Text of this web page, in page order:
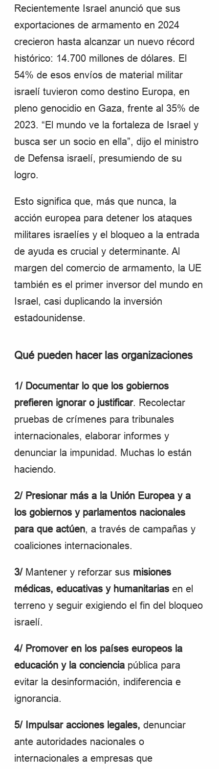
Recientemente Israel anunció que sus
exportaciones de armamento en 2024
crecieron hasta alcanzar un nuevo récord
histórico: 14.700 millones de dólares. El
54% de esos envíos de material militar
israelí tuvieron como destino Europa, en
pleno genocidio en Gaza, frente al 35% de
2023. “El mundo ve la fortaleza de Israel y
busca ser un socio en ella”, dijo el ministro
de Defensa israelí, presumiendo de su
logro.
Esto significa que, más que nunca, la
acción europea para detener los ataques
militares israelíes y el bloqueo a la entrada
de ayuda es crucial y determinante. Al
margen del comercio de armamento, la UE
también es el primer inversor del mundo en
Israel, casi duplicando la inversión
estadounidense.
Qué pueden hacer las organizaciones
1/ Documentar lo que los gobiernos
prefieren ignorar o justificar. Recolectar
pruebas de crímenes para tribunales
internacionales, elaborar informes y
denunciar la impunidad. Muchas lo están
haciendo.
2/ Presionar más a la Unión Europea y a
los gobiernos y parlamentos nacionales
para que actúen, a través de campañas y
coaliciones internacionales.
3/Mantener y reforzar sus misiones
médicas, educativas y humanitarias en el
terreno y seguir exigiendo el fin del bloqueo
israelí.
4/ Promover en los países europeos la
educación y la conciencia pública para
evitar la desinformación, indiferencia e
ignorancia.
5/ Impulsar acciones legales, denunciar
ante autoridades nacionales o
internacionales a empresas que